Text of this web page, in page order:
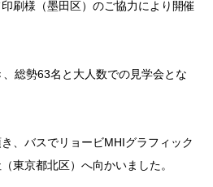
刷様（墨田区）のご協力により開催
総勢63名と大人数での見学会とな
、バスでリョービMHIグラフィック
東京都北区）へ向かいました。